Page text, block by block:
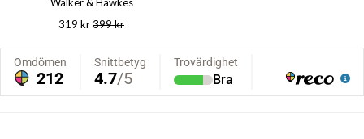
Walker & Hawkes
319 kr399 kr